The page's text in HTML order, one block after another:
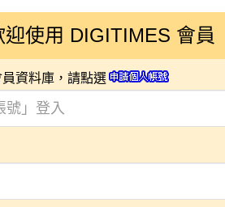
迎使用 DIGITIMES 會員
資料庫，請點選